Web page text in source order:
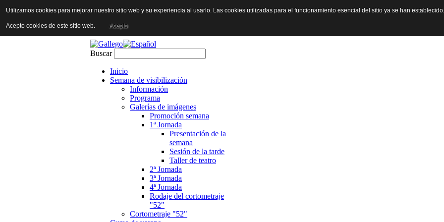
Política Social Europea e Inclusión Social -
Buscar
Inicio
Semana de visibilización
Información
Programa
Galerías de imágenes
Promoción semana
1ª Jornada
Presentación de la
semana
Sesión de la tarde
Taller de teatro
2ª Jornada
3ª Jornada
4ª Jornada
Rodaje del cortometraje
"52"
Cortometraje "52"
Utilizamos cookies para mejorar nuestro sitio web y su experiencia al usarlo. Las cookies utilizadas para el funcionamiento esencial del sitio ya se han
Acepto cookies de este sitio web. Acepto